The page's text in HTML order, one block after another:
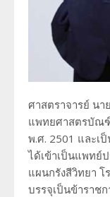
ศาสตราจารย์ นา
แพทยศาสตรบัณ
พ.ศ. 2501 และเ
ได้เข้าเป็นแพทย์
แผนกรังสีวิทยา
บรรจุเป็นข้าราช